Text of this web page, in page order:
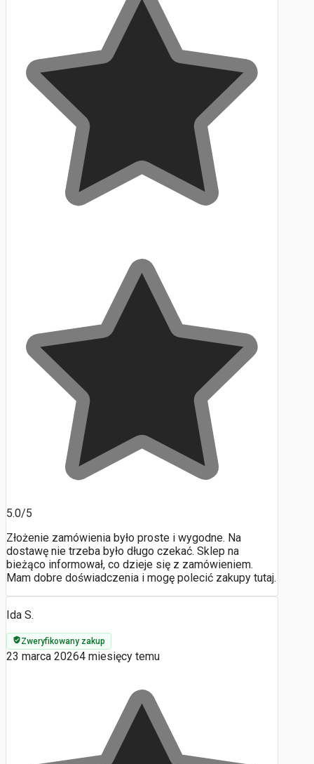
5.0/5
Złożenie zamówienia było proste i wygodne. Na
dostawę nie trzeba było długo czekać. Sklep na
bieżąco informował, co dzieje się z zamówieniem.
Mam dobre doświadczenia i mogę polecić zakupy tutaj.
Ida S.
Zweryfikowany zakup
23 marca 20264 miesięcy temu